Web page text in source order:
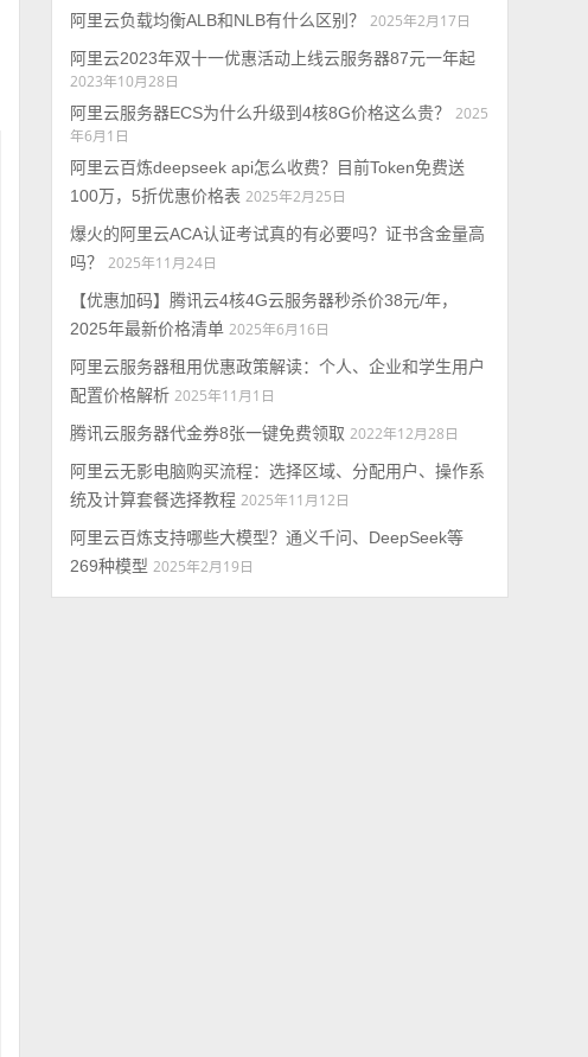
阿里云负载均衡ALB和NLB有什么区别？
2025年2月17日
阿里云2023年双十一优惠活动上线云服务器87元一年起
2023年10月28日
阿里云服务器ECS为什么升级到4核8G价格这么贵？
2025
年6月1日
阿里云百炼deepseek api怎么收费？目前Token免费送
100万，5折优惠价格表 2025年2月25日
爆火的阿里云ACA认证考试真的有必要吗？证书含金量高
吗？
2025年11月24日
【优惠加码】腾讯云4核4G云服务器秒杀价38元/年，
2025年最新价格清单 2025年6月16日
阿里云服务器租用优惠政策解读：个人、企业和学生用户
配置价格解析 2025年11月1日
腾讯云服务器代金券8张一键免费领取 2022年12月28日
阿里云无影电脑购买流程：选择区域、分配用户、操作系
统及计算套餐选择教程 2025年11月12日
阿里云百炼支持哪些大模型？通义千问、DeepSeek等
269种模型 2025年2月19日